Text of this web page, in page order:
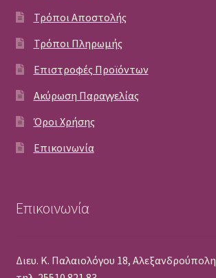
Τρόποι Αποστολής
Τρόποι Πληρωμής
Επιστροφές Προϊόντων
Ακύρωση Παραγγελίας
Όροι Χρήσης
Επικοινωνία
Επικοινωνία
Διευ. Κ. Παλαιολόγου 18, Αλεξανδρούπολη